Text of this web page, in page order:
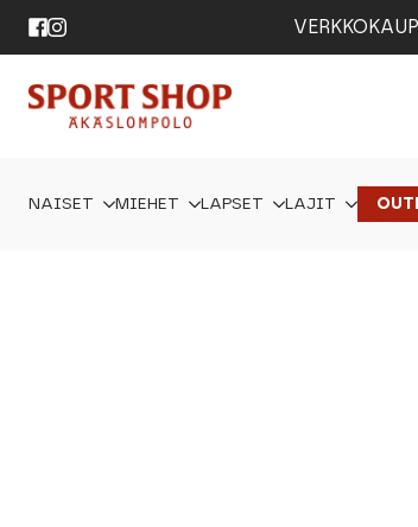
NAISET MIEHET LAPSET LAJIT